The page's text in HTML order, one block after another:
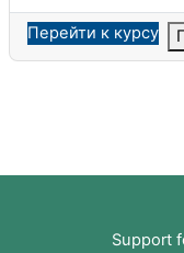
Перейти к курсу
Support